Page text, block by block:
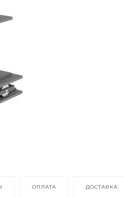
ОПЛАТА ДОСТАВКА